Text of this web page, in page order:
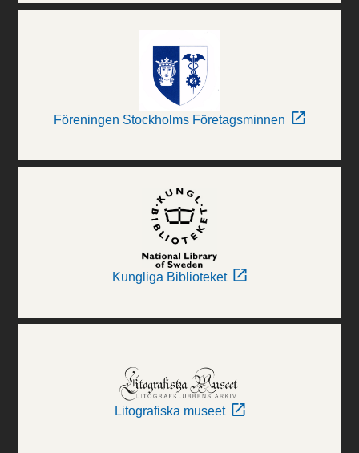
Föreningen Stockholms Företagsminnen
Kungliga Biblioteket
Litografiska museet